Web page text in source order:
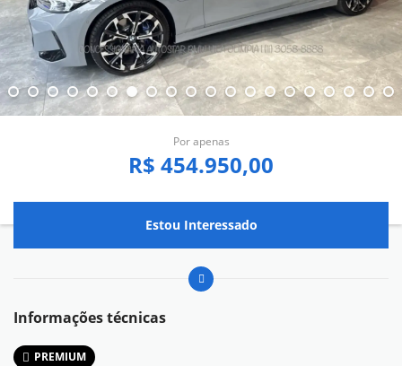
Por apenas
R$ 454.950,00
Estou Interessado
Informações técnicas
PREMIUM